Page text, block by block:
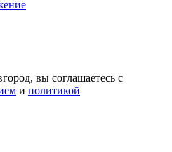
вы соглашаетесь с
и политикой